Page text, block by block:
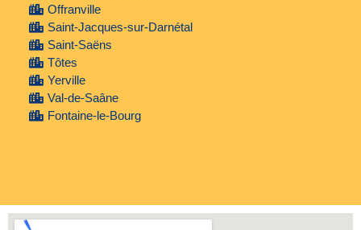
Offranville
Saint-Jacques-sur-Darnétal
Saint-Saëns
Tôtes
Yerville
Val-de-Saâne
Fontaine-le-Bourg